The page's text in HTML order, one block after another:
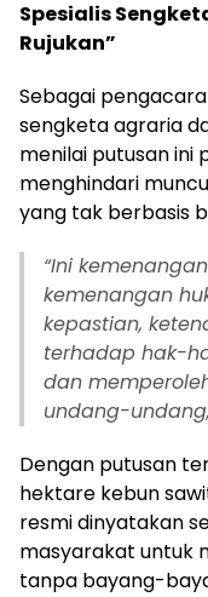
Spesialis
Rujukan”
Sebagai
sengketa agraria
menilai putusan ini
menghindari
yang tak berbasis
“Ini
kemenangan
kepastian,
terhadap hak-
dan
undang-
Dengan putusan
hektare kebun
resmi dinyatakan
masyarakat untuk
tanpa bayang-